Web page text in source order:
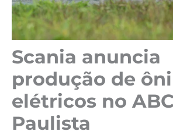
Scania anuncia
produção de
elétricos no
Paulista